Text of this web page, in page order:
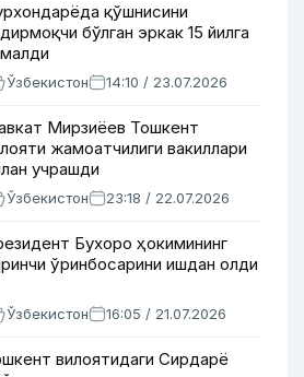
қўшнисини
бўлган эркак 15 йилга
Ўзбекистон 14:10 / 23.07.2026
Мирзиёев Тошкент
жамоатчилиги вакиллари
учрашди
Ўзбекистон 23:18 / 22.07.2026
Бухоро ҳокимининг
ўринбосарини ишдан олди
Ўзбекистон 16:05 / 21.07.2026
вилоятидаги Сирдарё